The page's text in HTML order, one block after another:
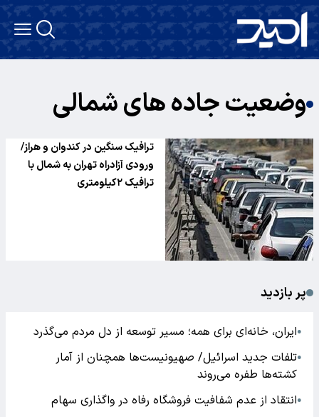
وضعیت جاده های شمالی
ترافیک سنگین در کندوان و هراز/
ورودی آزادراه تهران به شمال با
ترافیک ۲کیلومتری
پر بازدید
●ایران، خانه‌ای برای همه؛ مسیر توسعه از دل مردم می‌گذرد
●تلفات جدید اسرائیل/ صهیونیست‌ها همچنان از آمار
کشته‌ها طفره می‌روند
●انتقاد از عدم شفافیت فروشگاه رفاه در واگذاری سهام